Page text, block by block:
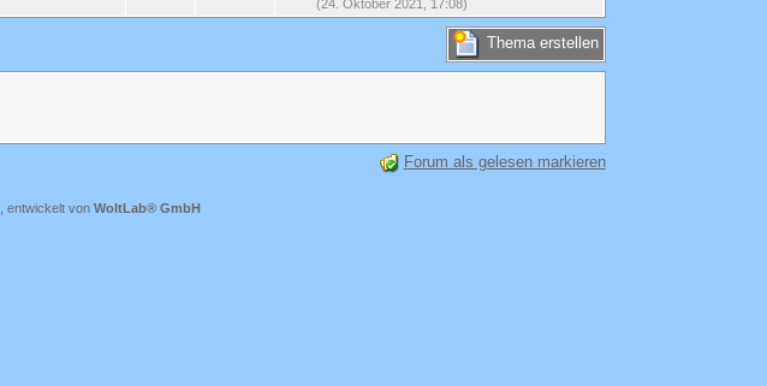
(24. Oktober 2021, 17:08)
Thema erstellen
Forum als gelesen markieren
, entwickelt von WoltLab® GmbH